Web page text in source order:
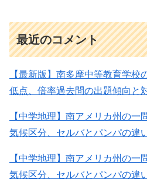
最近のコメント
【最新版】南多摩中等教育学
低点、倍率過去問の出題傾向と
【中学地理】南アメリカ州の
気候区分、セルバとパンパの違
【中学地理】南アメリカ州の
気候区分、セルバとパンパの違